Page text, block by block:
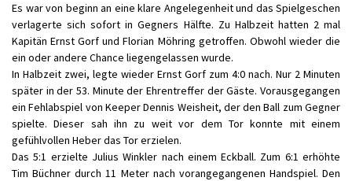
Es war von beginn an eine klare Angelegenheit und das Spielgeschen
verlagerte sich sofort in Gegners Hälfte. Zu Halbzeit hatten 2 mal
Kapitän Ernst Gorf und Florian Möhring getroffen. Obwohl wieder die
ein oder andere Chance liegengelassen wurde.
In Halbzeit zwei, legte wieder Ernst Gorf zum 4:0 nach. Nur 2 Minuten
später in der 53. Minute der Ehrentreffer der Gäste. Vorausgegangen
ein Fehlabspiel von Keeper Dennis Weisheit, der den Ball zum Gegner
spielte. Dieser sah ihn zu weit vor dem Tor konnte mit einem
gefühlvollen Heber das Tor erzielen.
Das 5:1 erzielte Julius Winkler nach einem Eckball. Zum 6:1 erhöhte
Tim Büchner durch 11 Meter nach vorangegangenen Handspiel. Den